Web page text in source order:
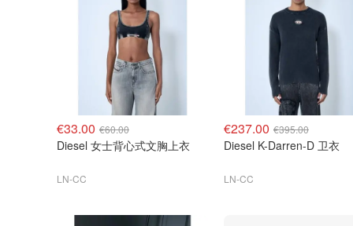
€33.00 €60.00
Diesel 女士背心式文胸上衣
LN-CC
€237.00 €395.00
Diesel K-Darren-D 卫衣
LN-CC